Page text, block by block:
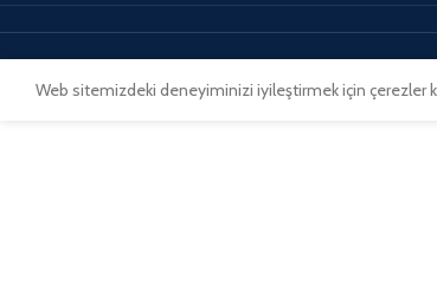
Web sitemizdeki deneyiminizi iyileştirmek için çerezler